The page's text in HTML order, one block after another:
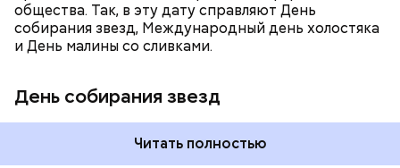
общества. Так, в эту дату справляют День
собирания звезд, Международный день холостяка
и День малины со сливками.
День собирания звезд
Читать полностью
кабачок;
петрушка;
оливковое масло;